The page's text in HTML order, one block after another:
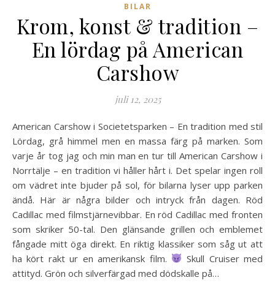
BILAR
Krom, konst & tradition –
En lördag på American
Carshow
juli 12, 2025
American Carshow i Societetsparken – En tradition med stil
Lördag, grå himmel men en massa färg på marken. Som
varje år tog jag och min man en tur till American Carshow i
Norrtälje – en tradition vi håller hårt i. Det spelar ingen roll
om vädret inte bjuder på sol, för bilarna lyser upp parken
ändå. Här är några bilder och intryck från dagen. Röd
Cadillac med filmstjärnevibbar. En röd Cadillac med fronten
som skriker 50-tal. Den glänsande grillen och emblemet
fångade mitt öga direkt. En riktig klassiker som såg ut att
ha kört rakt ur en amerikansk film.
Skull Cruiser med
attityd. Grön och silverfärgad med dödskalle på…